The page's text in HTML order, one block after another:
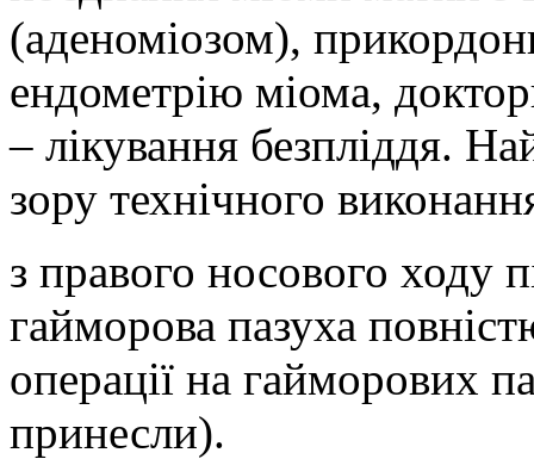
(аденоміозом),
ендометрію міома,
– лікування безпліддя.
зору технічного
з правого носового ходу
гайморова пазуха
операції на гайморових
принесли).